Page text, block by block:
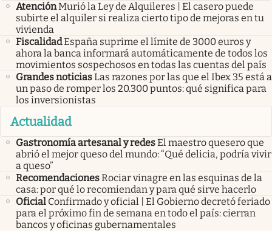
AtenciónMurió la Ley de Alquileres | El casero puede
subirte el alquiler si realiza cierto tipo de mejoras en tu
vivienda
FiscalidadEspaña suprime el límite de 3000 euros y
ahora la banca informará automáticamente de todos los
movimientos sospechosos en todas las cuentas del país
Grandes noticiasLas razones por las que el Ibex 35 está a
un paso de romper los 20.300 puntos: qué significa para
los inversionistas
Actualidad
Gastronomía artesanal y redesEl maestro quesero que
abrió el mejor queso del mundo: “Qué delicia, podría vivir
a queso”
RecomendacionesRociar vinagre en las esquinas de la
casa: por qué lo recomiendan y para qué sirve hacerlo
Oficial Confirmado y oficial | El Gobierno decretó feriado
para el próximo fin de semana en todo el país: cierran
bancos y oficinas gubernamentales